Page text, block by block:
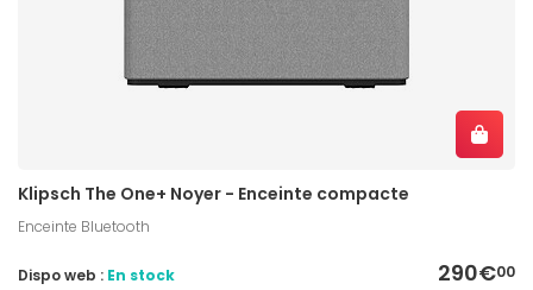
Klipsch The One+ Noyer - Enceinte compacte
Enceinte Bluetooth
290€00
Dispo web : En stock